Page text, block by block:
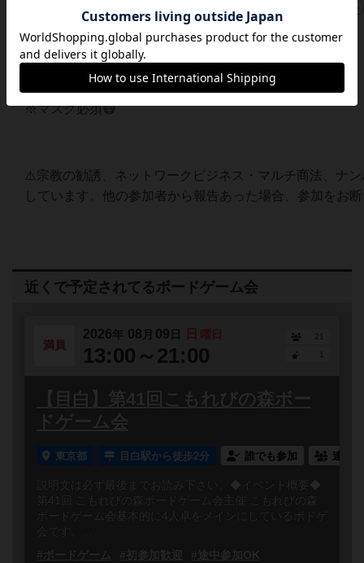
※来店時に検温します37.5℃以上の場合参加をお断りいた
※体調が良くない場合参加お控えください。
※手をアルコール消毒お願いします。
※マスク必須😷
⚠️宗教の勧誘、ネットワークビジネス・マルチ商法、ナ
しています。他の参加者から報告あった場合、参加をお
近くで予定されてるボードゲーム会
満員
2026年 08 月 09 日 日 曜日
13:00～21:00
21
1
【目白】第41回こもれびの森ボー
ドゲーム会
東京都 目白駅から徒歩2分 誰でも参加 連れ
説明文は必ず最後までお読み下さい。◆イベント概要◆
第41回 こもれびの森ボードゲーム会主催 こもれびの森
ボードゲーム会基本的に4人卓をメインにしているボドゲ
#ボードゲーム
#初参加歓迎
#途中参加OK